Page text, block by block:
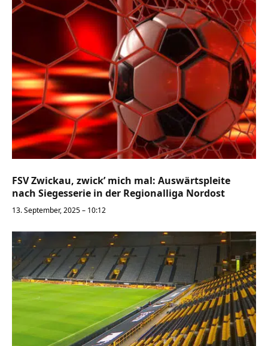
FSV Zwickau, zwick’ mich mal: Auswärtspleite
nach Siegesserie in der Regionalliga Nordost
13. September, 2025 – 10:12